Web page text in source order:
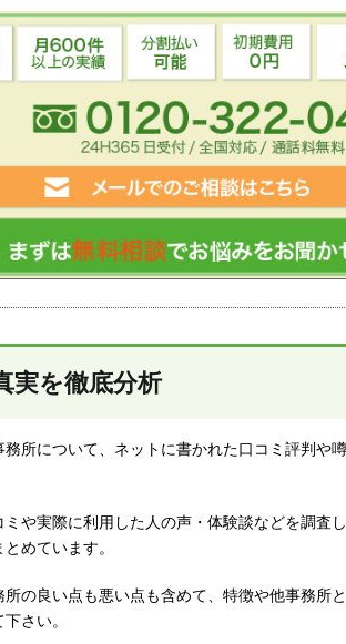
実を徹底分析
所について、ネットに書かれた口コミ評判や
や実際に利用した人の声・体験談などを調査し
めています。
の良い点も悪い点も含めて、特徴や他事務所
さい。